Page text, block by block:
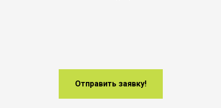
Отправить заявку!